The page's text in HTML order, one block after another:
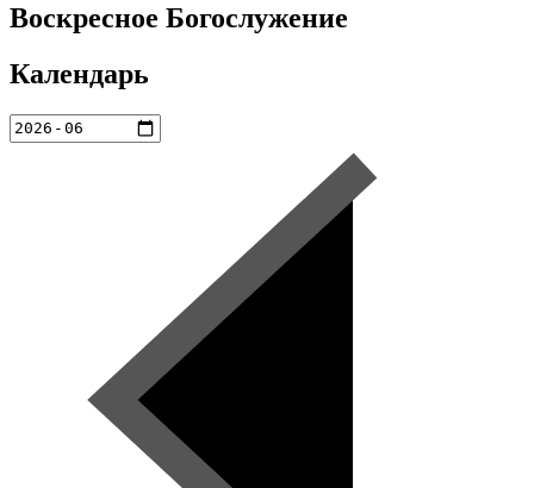
Воскресное Богослужение
Календарь